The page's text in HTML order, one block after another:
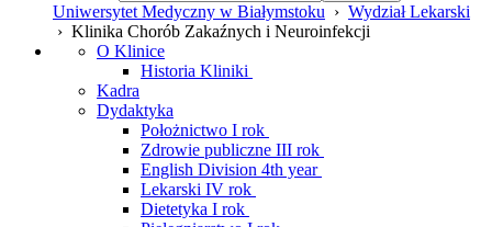
Uniwersytet Medyczny w Białymstoku › Wydział Lekarski
› Klinika Chorób Zakaźnych i Neuroinfekcji
O Klinice
Historia Kliniki
Kadra
Dydaktyka
Położnictwo I rok
Zdrowie publiczne III rok
English Division 4th year
Lekarski IV rok
Dietetyka I rok